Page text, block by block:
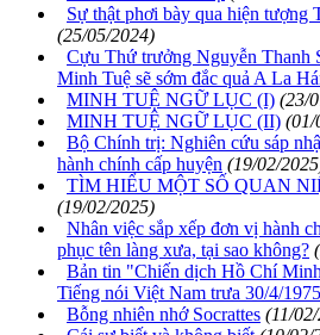
Sự thật phơi bày qua hiện tượng
(25/05/2024)
Cựu Thứ trưởng Nguyễn Thanh
Minh Tuệ sẽ sớm đắc quả A La
MINH TUỆ NGỮ LỤC (I) (23/
MINH TUỆ NGỮ LỤC (II) (01/
Bộ Chính trị: Nghiên cứu sáp
hành chính cấp huyện (19/02/
TÌM HIỂU MỘT SỐ QUAN
(19/02/2025)
Nhân việc sắp xếp đơn vị hành
phục tên làng xưa, tại sao không?
Bản tin "Chiến dịch Hồ Chí
Tiếng nói Việt Nam trưa 30/4/1975
Bỗng nhiên nhớ Socrattes (11/